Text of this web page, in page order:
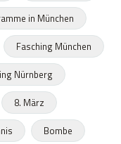
in München
Fasching München
Nürnberg
8. März
Bombe